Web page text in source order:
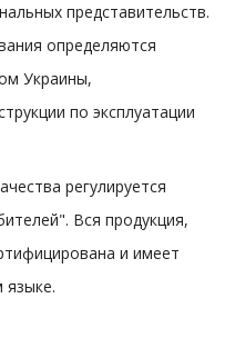
представительств.
определяются
Украины,
по эксплуатации
регулируется
Вся продукция,
и имеет
языке.